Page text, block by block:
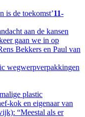
is de toekomst’11-
aan de kansen
gaan we in op
Bekkers en Paul van
plastic
kok en eigenaar van
“Meestal als er